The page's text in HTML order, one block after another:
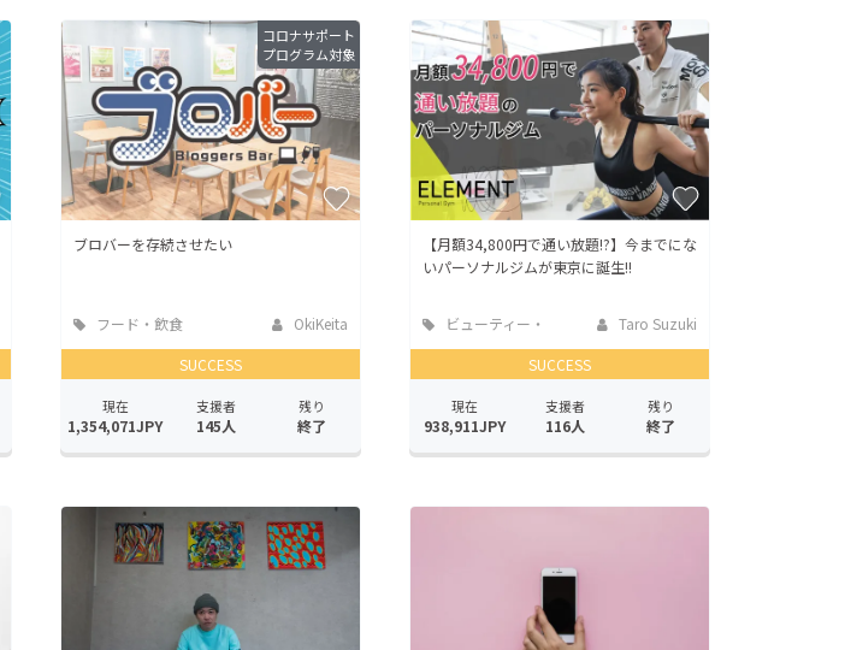
コロナサポート
プログラム対象
ブロバーを存続させたい
フード・飲食
店
OkiKeita
SUCCESS
現在
1,354,071JPY
支援者
145人
残り
終了
【月額34,800円で通い放題!?】今までにな
いパーソナルジムが東京に誕生!!
ビューティー・
ヘルスケア
Taro Suzuki
SUCCESS
現在
938,911JPY
支援者
116人
残り
終了